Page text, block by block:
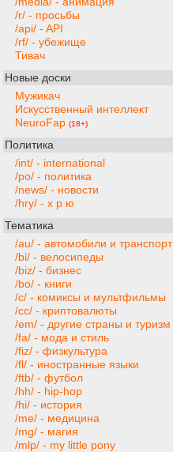
/r/ - просьбы
/api/ - API
/rf/ - убежище
Тивач
Новые доски
Мужикач
Искусственный интеллект
NeuroFap (18+)
Политика
/int/ - international
/po/ - политика
/news/ - новости
/hry/ - х р ю
Тематика
/au/ - автомобили и транспорт
/bi/ - велосипеды
/biz/ - бизнес
/bo/ - книги
/c/ - комиксы и мультфильмы
/cc/ - криптовалюты
/em/ - другие страны и туризм
/fa/ - мода и стиль
/fiz/ - физкультура
/fl/ - иностранные языки
/ftb/ - футбол
/hh/ - hip-hop
/hi/ - история
/me/ - медицина
/mg/ - магия
/mlp/ - my little pony